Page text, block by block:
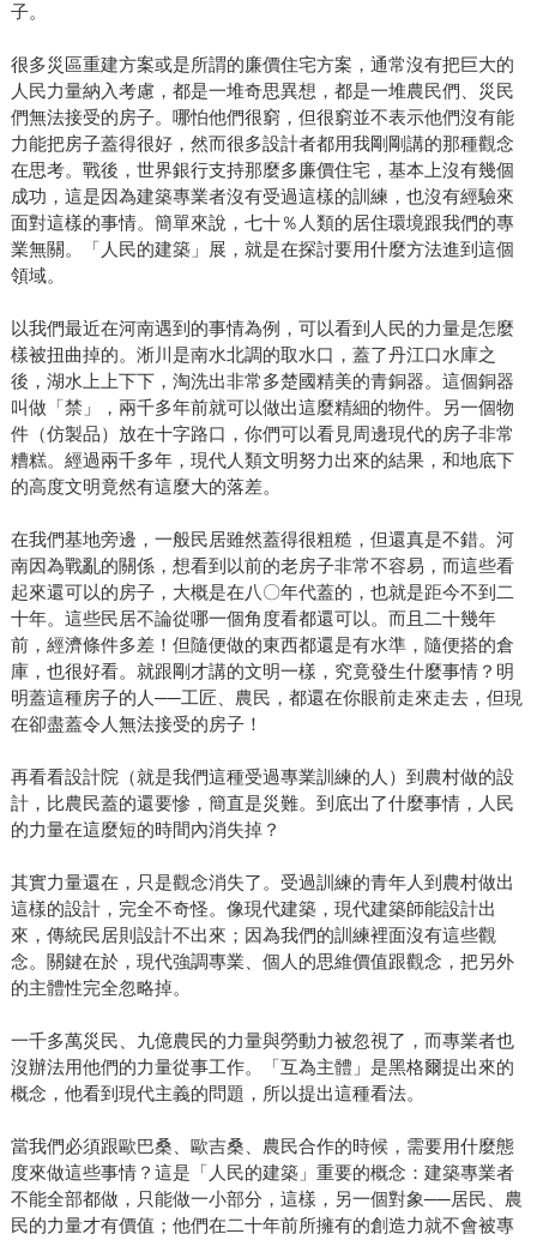
子。
很多災區重建方案或是所謂的廉價住宅方案，通常沒有把巨大的
人民力量納入考慮，都是一堆奇思異想，都是一堆農民們、災民
們無法接受的房子。哪怕他們很窮，但很窮並不表示他們沒有能
力能把房子蓋得很好，然而很多設計者都用我剛剛講的那種觀念
在思考。戰後，世界銀行支持那麼多廉價住宅，基本上沒有幾個
成功，這是因為建築專業者沒有受過這樣的訓練，也沒有經驗來
面對這樣的事情。簡單來說，七十％人類的居住環境跟我們的專
業無關。「人民的建築」展，就是在探討要用什麼方法進到這個
領域。
以我們最近在河南遇到的事情為例，可以看到人民的力量是怎麼
樣被扭曲掉的。淅川是南水北調的取水口，蓋了丹江口水庫之
後，湖水上上下下，淘洗出非常多楚國精美的青銅器。這個銅器
叫做「禁」，兩千多年前就可以做出這麼精細的物件。另一個物
件（仿製品）放在十字路口，你們可以看見周邊現代的房子非常
糟糕。經過兩千多年，現代人類文明努力出來的結果，和地底下
的高度文明竟然有這麼大的落差。
在我們基地旁邊，一般民居雖然蓋得很粗糙，但還真是不錯。河
南因為戰亂的關係，想看到以前的老房子非常不容易，而這些看
起來還可以的房子，大概是在八〇年代蓋的，也就是距今不到二
十年。這些民居不論從哪一個角度看都還可以。而且二十幾年
前，經濟條件多差！但隨便做的東西都還是有水準，隨便搭的倉
庫，也很好看。就跟剛才講的文明一樣，究竟發生什麼事情？明
明蓋這種房子的人──工匠、農民，都還在你眼前走來走去，但現
在卻盡蓋令人無法接受的房子！
再看看設計院（就是我們這種受過專業訓練的人）到農村做的設
計，比農民蓋的還要慘，簡直是災難。到底出了什麼事情，人民
的力量在這麼短的時間內消失掉？
其實力量還在，只是觀念消失了。受過訓練的青年人到農村做出
這樣的設計，完全不奇怪。像現代建築，現代建築師能設計出
來，傳統民居則設計不出來；因為我們的訓練裡面沒有這些觀
念。關鍵在於，現代強調專業、個人的思維價值跟觀念，把另外
的主體性完全忽略掉。
一千多萬災民、九億農民的力量與勞動力被忽視了，而專業者也
沒辦法用他們的力量從事工作。「互為主體」是黑格爾提出來的
概念，他看到現代主義的問題，所以提出這種看法。
當我們必須跟歐巴桑、歐吉桑、農民合作的時候，需要用什麼態
度來做這些事情？這是「人民的建築」重要的概念：建築專業者
不能全部都做，只能做一小部分，這樣，另一個對象──居民、農
民的力量才有價值；他們在二十年前所擁有的創造力就不會被專